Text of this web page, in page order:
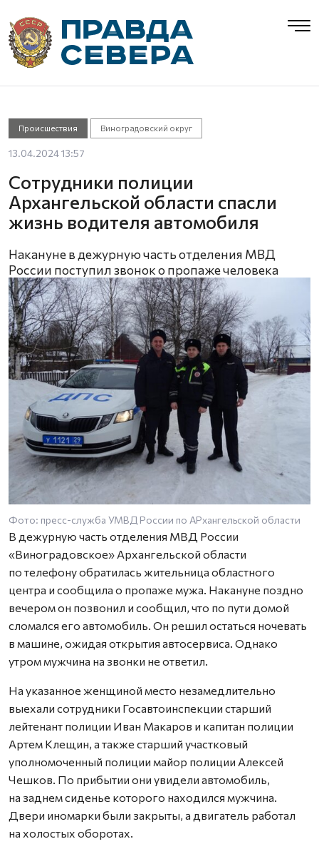
Происшествия Виноградовский округ
13.04.2024 13:57
Сотрудники полиции
Архангельской области спасли
жизнь водителя автомобиля
Накануне в дежурную часть отделения МВД
России поступил звонок о пропаже человека
Фото: пресс-служба УМВД России по АРхангельской области
В дежурную часть отделения МВД России
«Виноградовское» Архангельской области
по телефону обратилась жительница областного
центра и сообщила о пропаже мужа. Накануне поздно
вечером он позвонил и сообщил, что по пути домой
сломался его автомобиль. Он решил остаться ночевать
в машине, ожидая открытия автосервиса. Однако
утром мужчина на звонки не ответил.
На указанное женщиной место незамедлительно
выехали сотрудники Госавтоинспекции старший
лейтенант полиции Иван Макаров и капитан полиции
Артем Клещин, а также старший участковый
уполномоченный полиции майор полиции Алексей
Чешков. По прибытии они увидели автомобиль,
на заднем сиденье которого находился мужчина.
Двери иномарки были закрыты, а двигатель работал
на холостых оборотах.